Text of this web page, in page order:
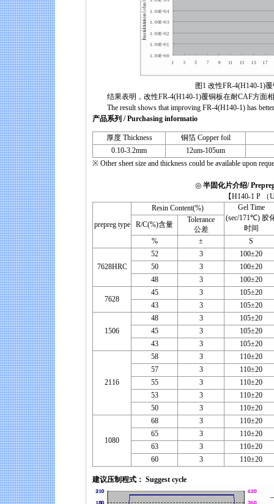
图1 改性FR-4(H140-1)覆铜板与普
结果表明，改性FR-4(H140-1)覆铜板在耐CAF方面
The result shows that improving FR-4(H140-1) has better
产品系列 / Purchasing informatio
厚度 Thickness
铜箔 Copper foil
0.10-3.2mm
12um-105um
※ Other sheet size and thickness could be available upon
◎ 半固化片介绍/
【H140-1 P （UV
prepreg type
Resin Content(%)
Gel Time
(sec/171℃) 胶
时间
R/C(%)含量
Tolerance
公差
%
± S
7628HRC
52 3
100±20
50
3
100±20
48
3 100±20
7628
45 3
105±20
43
3 105±20
1506
48 3
105±20
45
3
105±20
43
3 105±20
2116
58 3
110±20
57
3
110±20
55
3
110±20
53
3
110±20
50
3 110±20
1080
68 3
110±20
65
3
110±20
63
3
110±20
60
3 110±20
建议压制程式： Suggest cycle